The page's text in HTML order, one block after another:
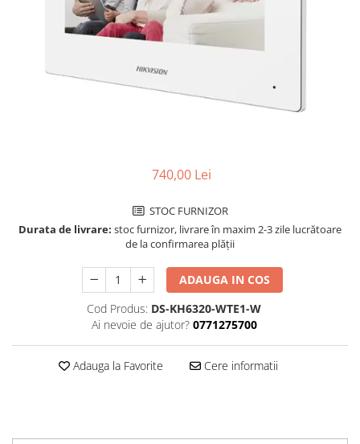
740,00 Lei
STOC FURNIZOR
Durata de livrare: stoc furnizor, livrare în maxim 2-3 zile lucrătoare
de la confirmarea plății
ADAUGA IN COS
Cod Produs: DS-KH6320-WTE1-W
Ai nevoie de ajutor? 0771275700
Adauga la Favorite Cere informatii